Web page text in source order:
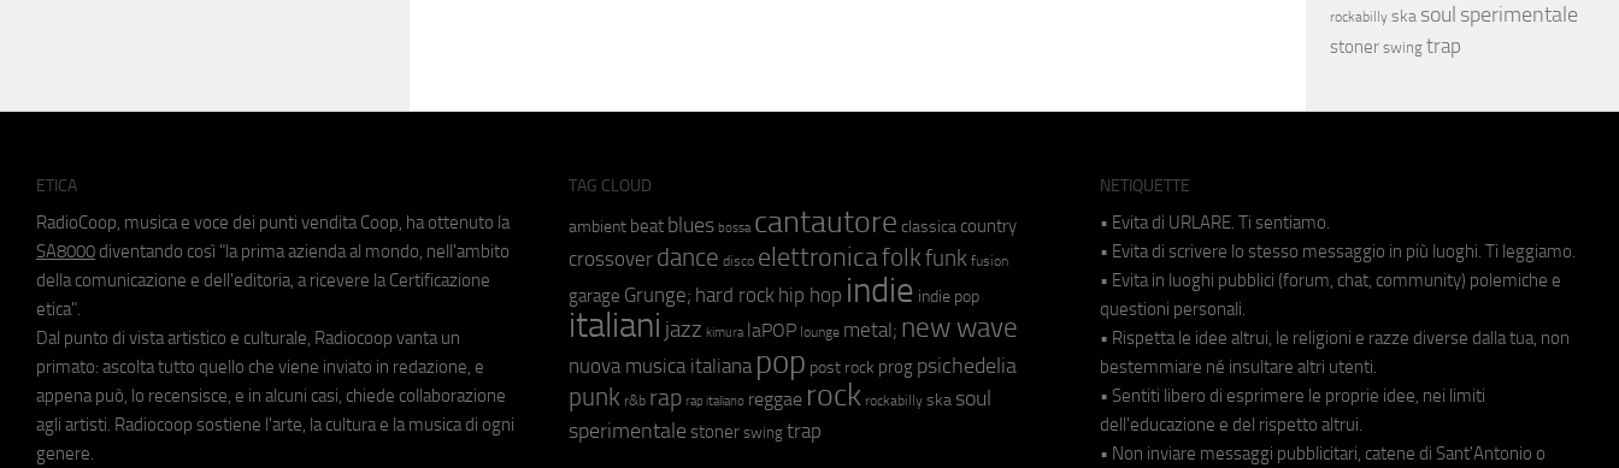
rockabilly ska soul sperimentale
stoner swing trap
ETICA
RadioCoop, musica e voce dei punti vendita Coop, ha ottenuto la
SA8000 diventando così "la prima azienda al mondo, nell'ambito
della comunicazione e dell'editoria, a ricevere la Certificazione
etica".
Dal punto di vista artistico e culturale, Radiocoop vanta un
primato: ascolta tutto quello che viene inviato in redazione, e
appena può, lo recensisce, e in alcuni casi, chiede collaborazione
agli artisti. Radiocoop sostiene l'arte, la cultura e la musica di ogni
genere.
TAG CLOUD
ambient beat blues bossa cantautore classica country
crossover dance disco elettronicafolkfunk fusion
garage Grunge; hard rock hip hop indie indie pop
italiani jazz kimura laPOP lounge metal; new wave
nuova musica italiana pop post rock prog psichedelia
punk r&b rap rap italiano reggae rock rockabilly ska soul
sperimentale stoner swing trap
NETIQUETTE
• Evita di URLARE. Ti sentiamo.
• Evita di scrivere lo stesso messaggio in più luoghi. Ti leggiamo.
• Evita in luoghi pubblici (forum, chat, community) polemiche e
questioni personali.
• Rispetta le idee altrui, le religioni e razze diverse dalla tua, non
bestemmiare né insultare altri utenti.
• Sentiti libero di esprimere le proprie idee, nei limiti
dell'educazione e del rispetto altrui.
• Non inviare messaggi pubblicitari, catene di Sant'Antonio o